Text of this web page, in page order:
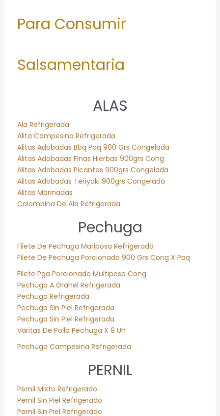
Para Consumir
Salsamentaria
ALAS
Ala Refrigerada
Alita Campesina Refrigerada
Alitas Adobadas Bbq Paq 900 Grs Congelada
Alitas Adobadas Finas Hierbas 900grs Cong
Alitas Adobadas Picantes 900grs Congelada
Alitas Adobadas Teriyaki 900grs Congelada
Alitas Marinadas
Colombina De Ala Refrigerada
Pechuga
Filete De Pechuga Mariposa Refrigerado
Filete De Pechuga Porcionado 900 Grs Cong X Paq
Filete Pga Porcionado Multipeso Cong
Pechuga A Granel Refrigerada
Pechuga Refrigerada
Pechuga Sin Piel Refrigerada
Pechuga Sin Piel Refrigerada
Varitas De Pollo Pechuga X 9 Un
Pechuga Campesina Refrigerada
PERNIL
Pernil Mixto Refrigerado
Pernil Sin Piel Refrigerado
Pernil Sin Piel Refrigerado